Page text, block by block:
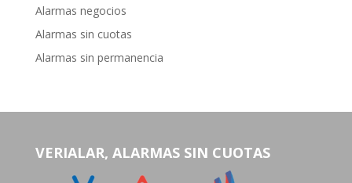
Alarmas negocios
Alarmas sin cuotas
Alarmas sin permanencia
VERIALAR, ALARMAS SIN CUOTAS